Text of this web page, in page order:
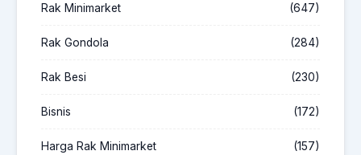
Rak Minimarket (647)
Rak Gondola (284)
Rak Besi (230)
Bisnis (172)
Harga Rak Minimarket (157)